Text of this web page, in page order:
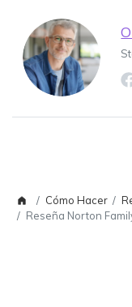
Cómo Hacer
Reseña Norton